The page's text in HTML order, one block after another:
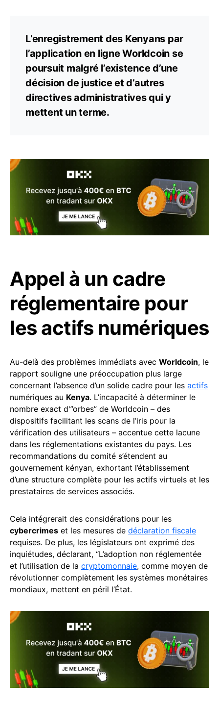
L’enregistrement des Kenyans par
l’application en ligne Worldcoin se
poursuit malgré l’existence d’une
décision de justice et d’autres
directives administratives qui y
mettent un terme.
Appel à un cadre
réglementaire pour
les actifs numériques
Au-delà des problèmes immédiats avec Worldcoin, le
rapport souligne une préoccupation plus large
concernant l’absence d’un solide cadre pour les actifs
numériques au Kenya. L’incapacité à déterminer le
nombre exact d'”orbes” de Worldcoin – des
dispositifs facilitant les scans de l’iris pour la
vérification des utilisateurs – accentue cette lacune
dans les réglementations existantes du pays. Les
recommandations du comité s’étendent au
gouvernement kényan, exhortant l’établissement
d’une structure complète pour les actifs virtuels et les
prestataires de services associés.
Cela intégrerait des considérations pour les
cybercrimes et les mesures de déclaration fiscale
requises. De plus, les législateurs ont exprimé des
inquiétudes, déclarant, “L’adoption non réglementée
et l’utilisation de la cryptomonnaie, comme moyen de
révolutionner complètement les systèmes monétaires
mondiaux, mettent en péril l’État.